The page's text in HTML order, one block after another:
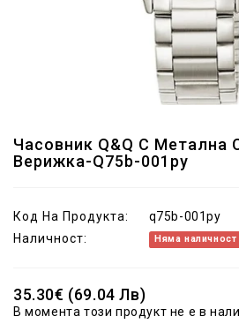
Часовник Q&Q С Метална
Верижка-Q75b-001py
Код На Продукта:
q75b-001py
Наличност:
Няма наличност
35.30€ (69.04 Лв)
В момента този продукт не е в